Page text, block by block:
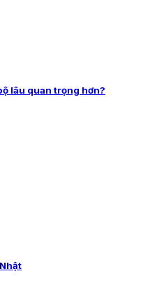
lâu quan trọng hơn?